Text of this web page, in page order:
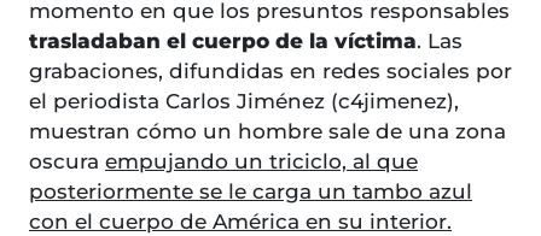
momento en que los presuntos responsables
trasladaban el cuerpo de la víctima. Las
grabaciones, difundidas en redes sociales por
el periodista Carlos Jiménez (c4jimenez),
muestran cómo un hombre sale de una zona
oscura empujando un triciclo, al que
posteriormente se le carga un tambo azul
con el cuerpo de América en su interior.